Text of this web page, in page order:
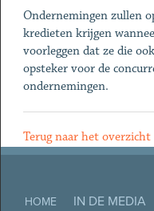
Ondernemingen zullen
kredieten krijgen
voorleggen dat ze die
opsteker voor de
ondernemingen.
Terug naar het overzicht
HOME IN DE MEDIA